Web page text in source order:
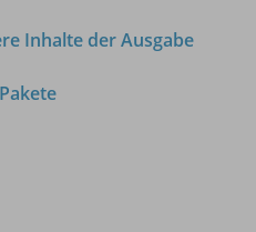
Inhalte der Ausgabe